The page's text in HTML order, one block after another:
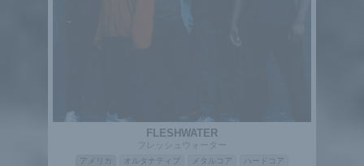
FLESHWATER
フレッシュウォーター
アメリカ オルタナティブ メタルコア
ハードコア